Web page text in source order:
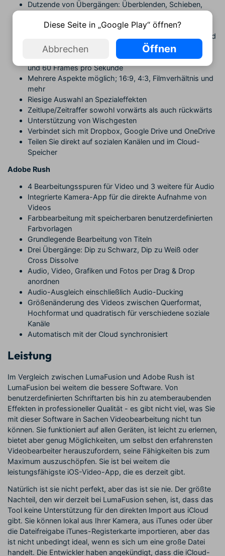
Dutzende von Übergängen: Überblenden, Schieben,
Eine anpassbare Benutzeroberfläche für den Benutzer
Kuratierte Musikbibliothek, Audio-Ducking-Funktion und
Live-Mixer-Unterstützung
Erstellen Sie Projekte mit Bildraten von 24, 25, 30, 50
und 60 Frames pro Sekunde
Mehrere Aspekte möglich; 16:9, 4:3, Filmverhältnis und
mehr
Riesige Auswahl an Spezialeffekten
Zeitlupe/Zeitraffer sowohl vorwärts als auch rückwärts
Unterstützung von Wischgesten
Verbindet sich mit Dropbox, Google Drive und OneDrive
Teilen Sie direkt auf sozialen Kanälen und im Cloud-
Speicher
Adobe Rush
4 Bearbeitungsspuren für Video und 3 weitere für Audio
Integrierte Kamera-App für die direkte Aufnahme von
Videos
Farbbearbeitung mit speicherbaren benutzerdefinierten
Farbvorlagen
Grundlegende Bearbeitung von Titeln
Drei Übergänge: Dip zu Schwarz, Dip zu Weiß oder
Cross Dissolve
Audio, Video, Grafiken und Fotos per Drag & Drop
anordnen
Audio-Ausgleich einschließlich Audio-Ducking
Größenänderung des Videos zwischen Querformat,
Hochformat und quadratisch für verschiedene soziale
Kanäle
Automatisch mit der Cloud synchronisiert
Leistung
Im Vergleich zwischen LumaFusion und Adobe Rush ist
LumaFusion bei weitem die bessere Software. Von
benutzerdefinierten Schriftarten bis hin zu atemberaubenden
Effekten in professioneller Qualität - es gibt nicht viel, was Sie
mit dieser Software in Sachen Videobearbeitung nicht tun
können. Sie funktioniert auf allen Geräten, ist leicht zu erlernen,
bietet aber genug Möglichkeiten, um selbst den erfahrensten
Videobearbeiter herauszufordern, seine Fähigkeiten bis zum
Maximum auszuschöpfen. Sie ist bei weitem die
leistungsfähigste iOS-Video-App, die es derzeit gibt.
Natürlich ist sie nicht perfekt, aber das ist sie nie. Der größte
Nachteil, den wir derzeit bei LumaFusion sehen, ist, dass das
Tool keine Unterstützung für den direkten Import aus iCloud
gibt. Sie können lokal aus Ihrer Kamera, aus iTunes oder über
die Dateifreigabe iTunes-Registerkarte importieren, aber das
ist nicht unbedingt ideal, wenn es sich um eine große Datei
handelt. Die Entwickler haben angekündigt, dass die iCloud-
Diese Seite in „Google Play“ öffnen?
Abbrechen Öffnen